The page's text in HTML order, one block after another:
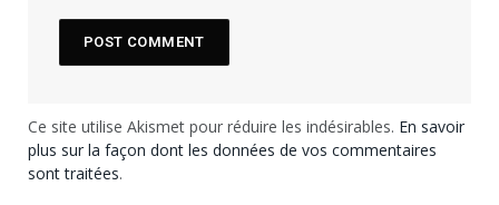
Ce site utilise Akismet pour réduire les indésirables. En savoir
plus sur la façon dont les données de vos commentaires
sont traitées.